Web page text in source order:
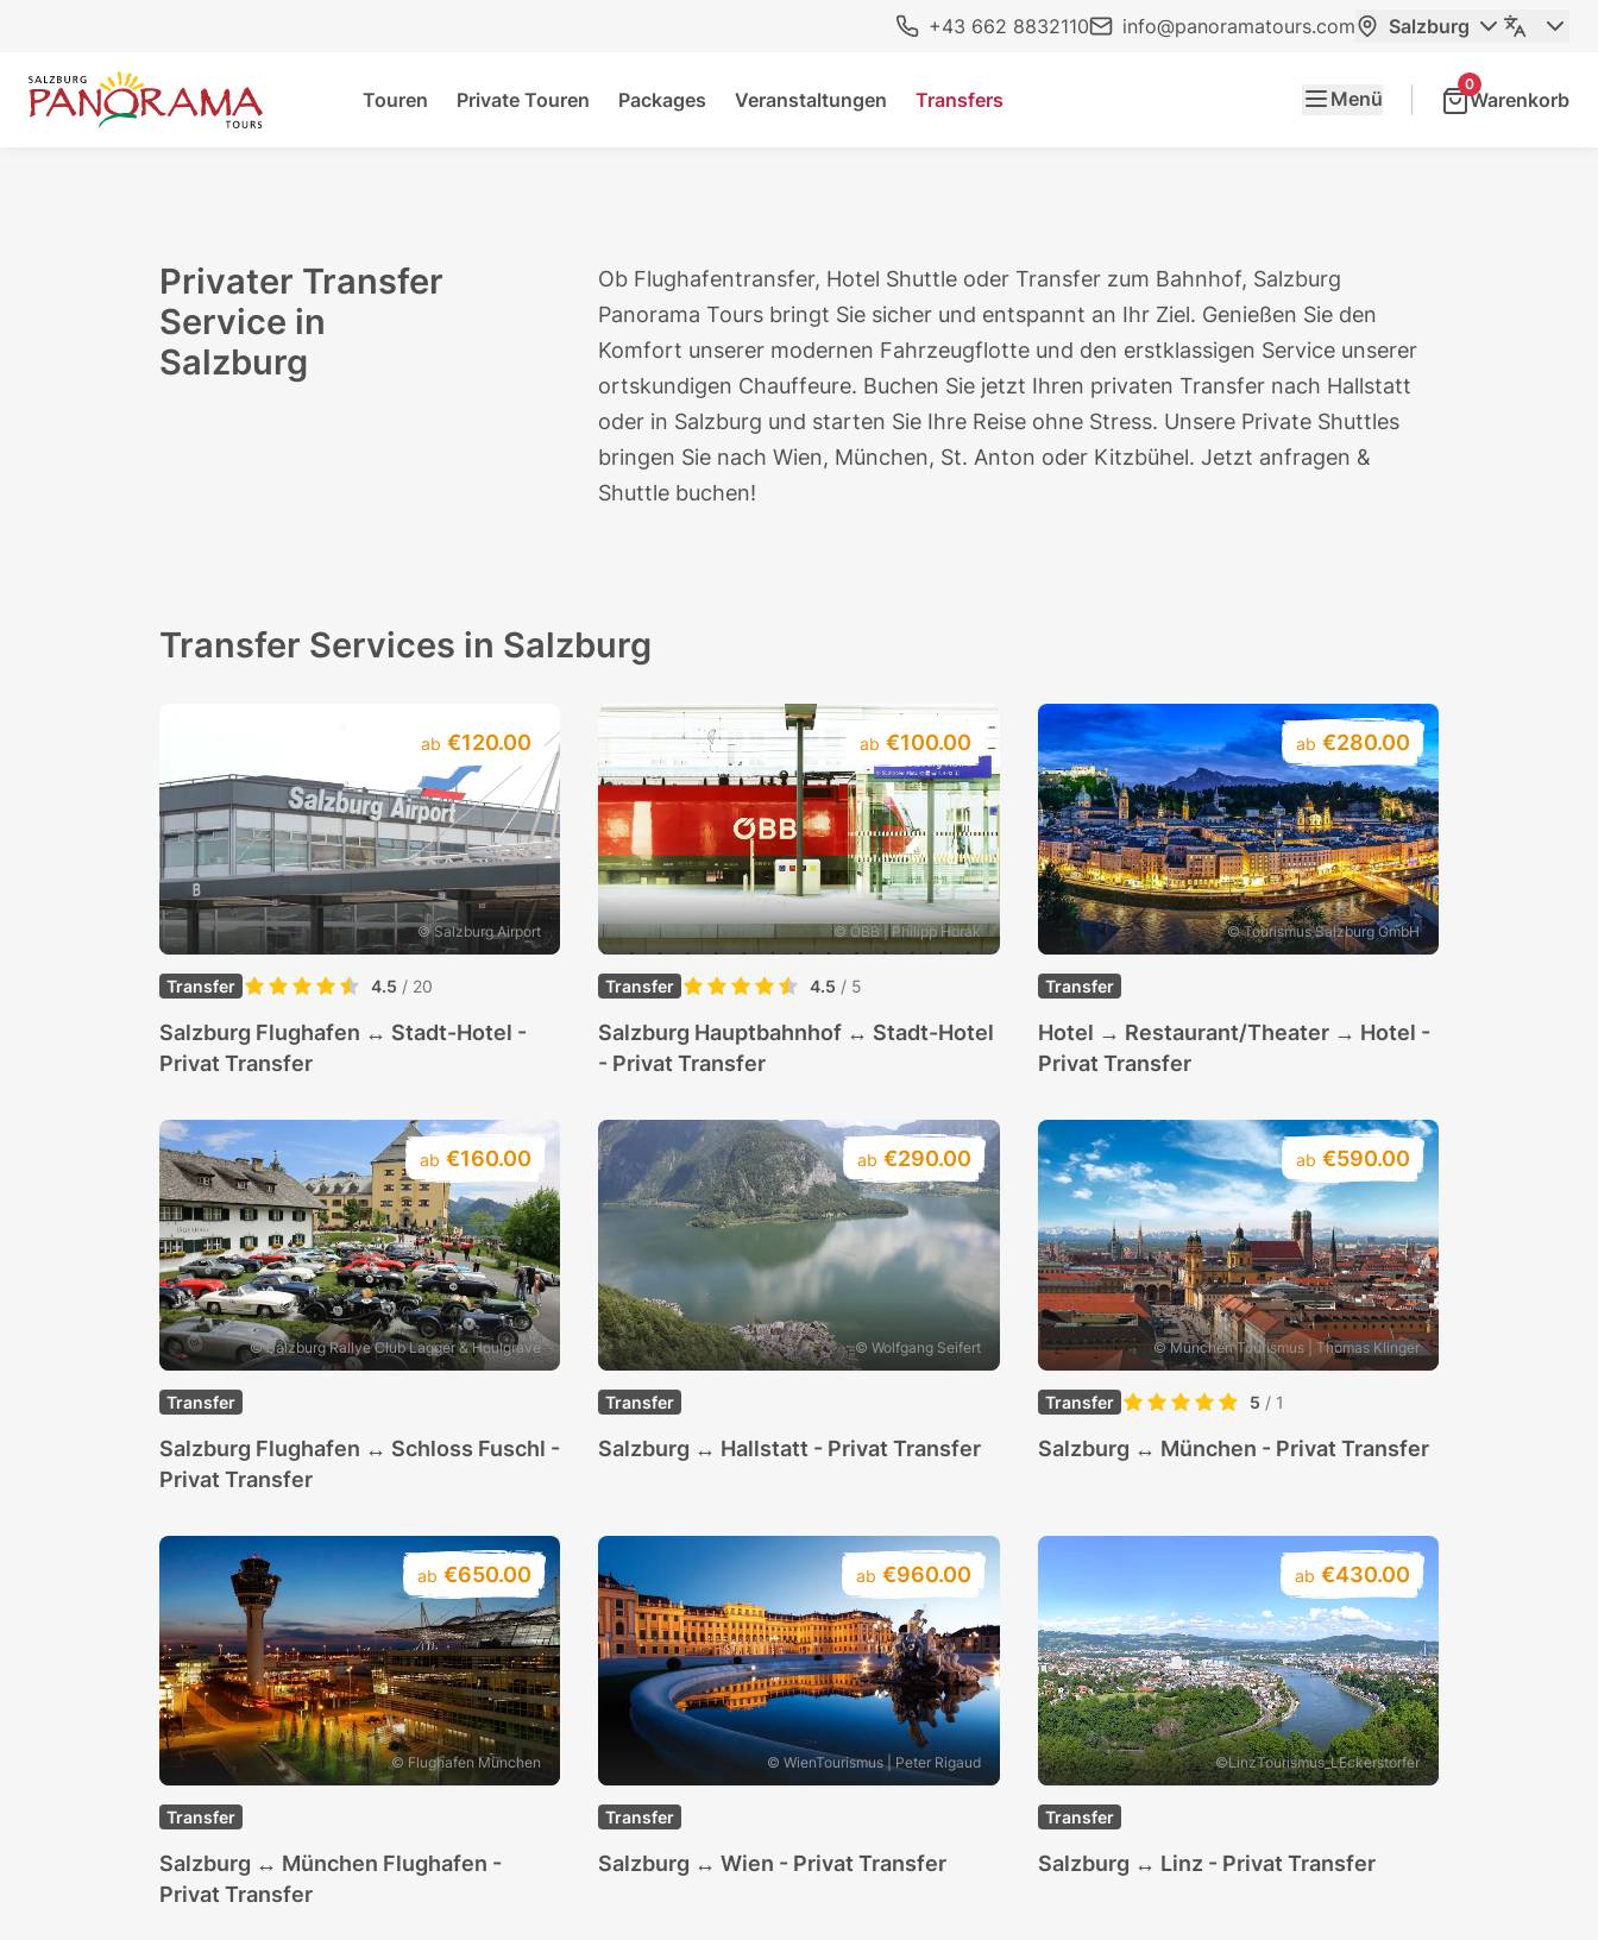
+43 662 8832110 info@panoramatours.com Salzburg
Touren Private Touren Packages Veranstaltungen Transfers Menü
0
Warenkorb
Privater Transfer
Service in
Salzburg
Ob Flughafentransfer, Hotel Shuttle oder Transfer zum Bahnhof, Salzburg
Panorama Tours bringt Sie sicher und entspannt an Ihr Ziel. Genießen Sie den
Komfort unserer modernen Fahrzeugflotte und den erstklassigen Service unserer
ortskundigen Chauffeure. Buchen Sie jetzt Ihren privaten Transfer nach Hallstatt
oder in Salzburg und starten Sie Ihre Reise ohne Stress. Unsere Private Shuttles
bringen Sie nach Wien, München, St. Anton oder Kitzbühel. Jetzt anfragen &
Shuttle buchen!
Transfer Services in Salzburg
ab €120.00
© Salzburg Airport
Transfer 4.5 / 20
Salzburg Flughafen ↔ Stadt-Hotel -
Privat Transfer
ab €100.00
© ÖBB | Philipp Horak
Transfer 4.5 / 5
Salzburg Hauptbahnhof ↔ Stadt-Hotel
- Privat Transfer
ab €280.00
© Tourismus Salzburg GmbH
Transfer
Hotel → Restaurant/Theater → Hotel -
Privat Transfer
ab €160.00
© Salzburg Rallye Club Lagger & Houlgrave
Transfer
Salzburg Flughafen ↔ Schloss Fuschl -
Privat Transfer
ab €290.00
© Wolfgang Seifert
Transfer
Salzburg ↔ Hallstatt - Privat Transfer
ab €590.00
© München Tourismus | Thomas Klinger
Transfer 5 / 1
Salzburg ↔ München - Privat Transfer
ab €650.00
© Flughafen München
Transfer
Salzburg ↔ München Flughafen -
Privat Transfer
ab €960.00
© WienTourismus | Peter Rigaud
Transfer
Salzburg ↔ Wien - Privat Transfer
ab €430.00
©LinzTourismus_LEckerstorfer
Transfer
Salzburg ↔ Linz - Privat Transfer